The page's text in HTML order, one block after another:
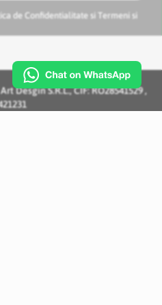
de Confidentialitate si
Termeni si
Desgin S.R.L., CIF: RO28541529 ,